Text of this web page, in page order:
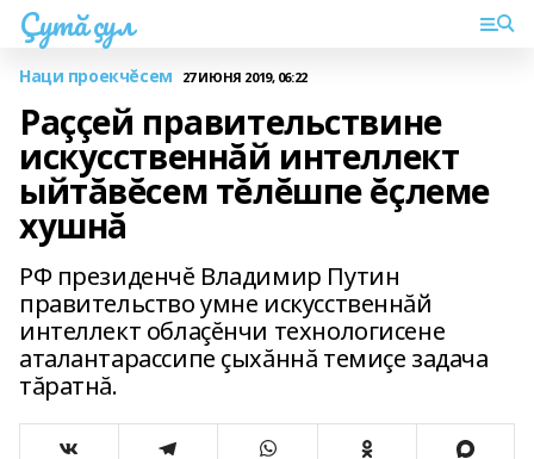
Çутă çул
Наци проекчĕсем 27 ИЮНЯ 2019, 06:22
Раççей правительствине
искусственнăй интеллект
ыйтăвĕсем тĕлĕшпе ĕçлеме
хушнă
РФ президенчĕ Владимир Путин
правительство умне искусственнăй
интеллект облаçĕнчи технологисене
аталантарассипе çыхăннă темиçе задача
тăратнă.